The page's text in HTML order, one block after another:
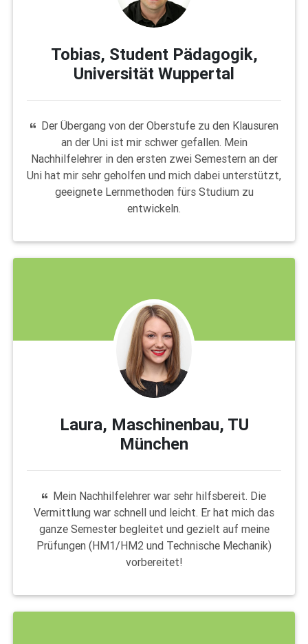
Tobias, Student Pädagogik,
Universität Wuppertal
Der Übergang von der Oberstufe zu den Klausuren
an der Uni ist mir schwer gefallen. Mein
Nachhilfelehrer in den ersten zwei Semestern an der
Uni hat mir sehr geholfen und mich dabei unterstützt,
geeignete Lernmethoden fürs Studium zu
entwickeln.
Laura, Maschinenbau, TU
München
Mein Nachhilfelehrer war sehr hilfsbereit. Die
Vermittlung war schnell und leicht. Er hat mich das
ganze Semester begleitet und gezielt auf meine
Prüfungen (HM1/HM2 und Technische Mechanik)
vorbereitet!